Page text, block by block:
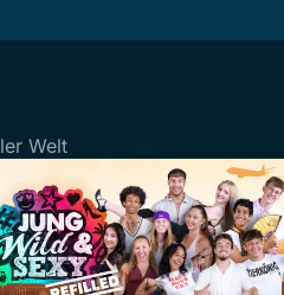
Welt